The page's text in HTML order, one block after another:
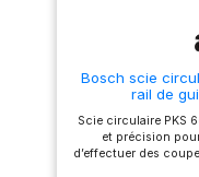
Bosch scie
rail de
Scie circulaire PKS
et précision
d’effectuer des